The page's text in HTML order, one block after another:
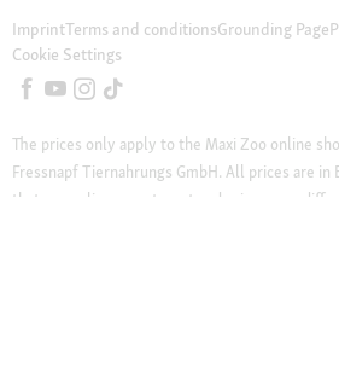
ImprintTerms and conditionsGrounding Page
Cookie Settings
The prices only apply to the Maxi Zoo online
Fressnapf Tiernahrungs GmbH. All prices are in
that our online assortment and prices may